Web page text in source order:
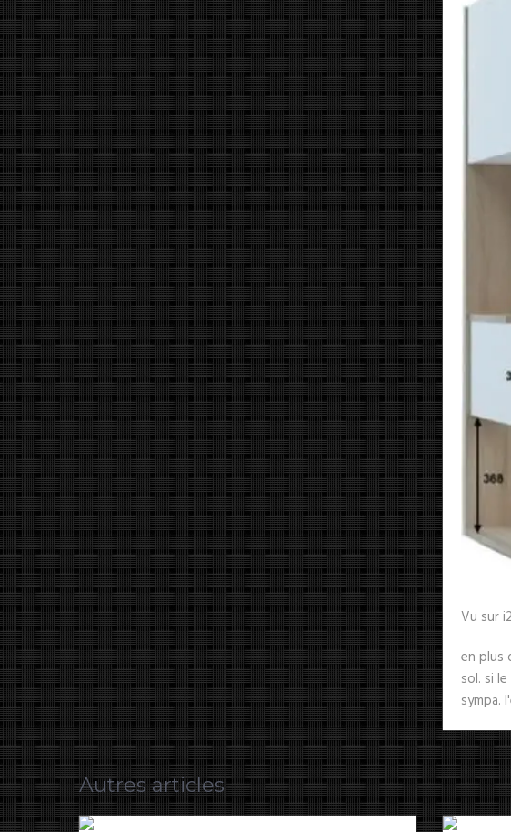
Vu sur
en plus
sol. si
sympa.
Autres articles